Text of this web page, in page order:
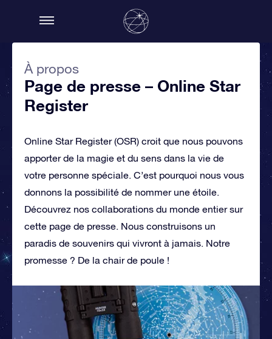
À propos
Page de presse – Online Star
Register
Online Star Register (OSR) croit que nous pouvons
apporter de la magie et du sens dans la vie de
votre personne spéciale. C’est pourquoi nous vous
donnons la possibilité de nommer une étoile.
Découvrez nos collaborations du monde entier sur
cette page de presse. Nous construisons un
paradis de souvenirs qui vivront à jamais. Notre
promesse ? De la chair de poule !